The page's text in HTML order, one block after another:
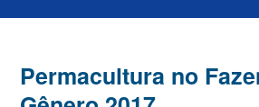
Permacultura no